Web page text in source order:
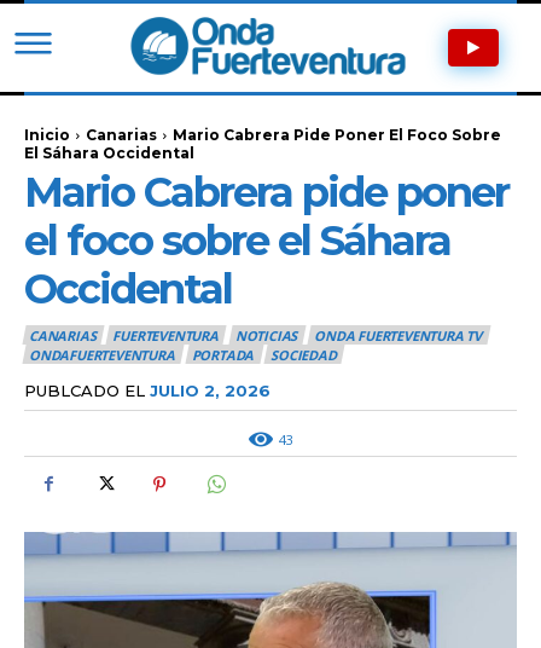
Inicio Canarias
Mario Cabrera Pide Poner El Foco Sobre
El Sáhara Occidental
Mario Cabrera pide poner
el foco sobre el Sáhara
Occidental
CANARIAS FUERTEVENTURA NOTICIAS
ONDA FUERTEVENTURA TV
ONDAFUERTEVENTURA
PORTADA SOCIEDAD
PUBLCADO EL JULIO 2, 2026
43